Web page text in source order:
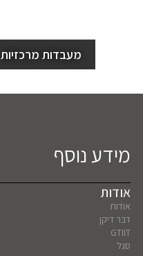
מעבדות מרכזיות
מידע נוסף
אודות
אודות
דבר דיקן
GTIIT
סגל